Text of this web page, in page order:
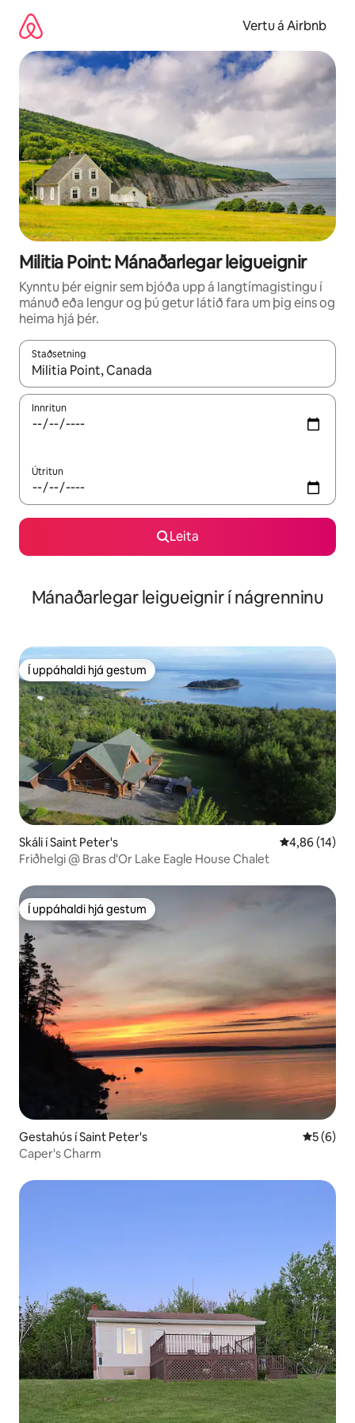
beint
Vertu á Airbnb
Militia Point: Mánaðarlegar leigueignir
Kynntu þér eignir sem bjóða upp á langtímagistingu í
mánuð eða lengur og þú getur látið fara um þig eins og
heima hjá þér.
Staðsetning
Þegar niðurstöður liggja fyrir skaltu nota upp og niður
Innritun
Útritun
Leita
Mánaðarlegar leigueignir í nágrenninu
Í uppáhaldi hjá gestum
Í uppáhaldi hjá gestum
Skáli í Saint Peter's 4,86 af 5 í
4,86 (14)
Friðhelgi @ Bras d'Or Lake Eagle House Chalet
Í uppáhaldi hjá gestum
Í uppáhaldi hjá gestum
Gestahús í Saint Peter's 5 af 5 í
5 (6)
Caper's Charm